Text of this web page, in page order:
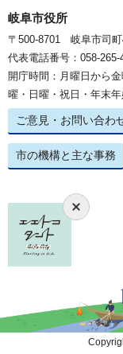
岐阜市役所
〒500-8701 岐阜市司
代表電話番号：058-265-
開庁時間：月曜日から
曜・日曜・祝日・年末年
ご意見・お問い合わ
市の機構と主な事務